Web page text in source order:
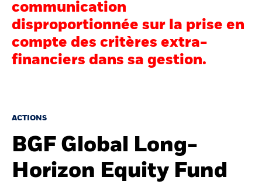
Thèmes
ETF iShares
Education
Intermédiaires financiers
communication
disproportionnée sur la prise en
compte des critères extra-
financiers dans sa gestion.
ACTIONS
BGF Global Long-
Horizon Equity Fund